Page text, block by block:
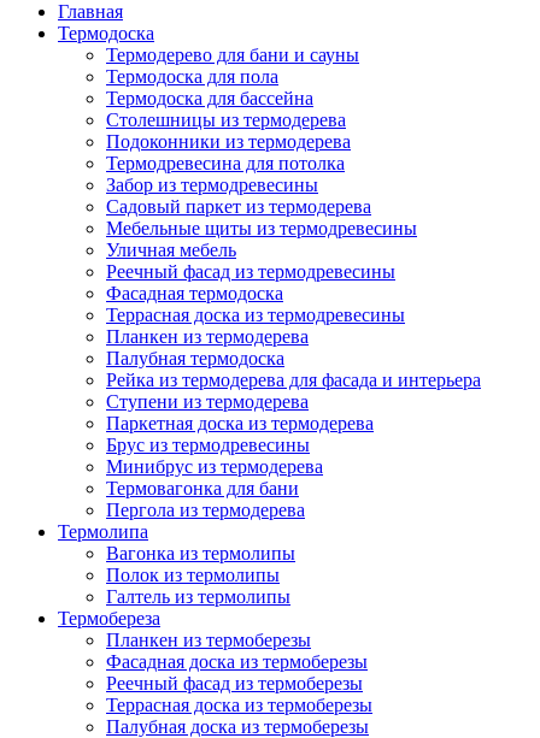
Главная
Термодоска
Термодерево для бани и сауны
Термодоска для пола
Термодоска для бассейна
Столешницы из термодерева
Подоконники из термодерева
Термодревесина для потолка
Забор из термодревесины
Садовый паркет из термодерева
Мебельные щиты из термодревесины
Уличная мебель
Реечный фасад из термодревесины
Фасадная термодоска
Террасная доска из термодревесины
Планкен из термодерева
Палубная термодоска
Рейка из термодерева для фасада и интерьера
Ступени из термодерева
Паркетная доска из термодерева
Брус из термодревесины
Минибрус из термодерева
Термовагонка для бани
Пергола из термодерева
Термолипа
Вагонка из термолипы
Полок из термолипы
Галтель из термолипы
Термобереза
Планкен из термоберезы
Фасадная доска из термоберезы
Реечный фасад из термоберезы
Террасная доска из термоберезы
Палубная доска из термоберезы